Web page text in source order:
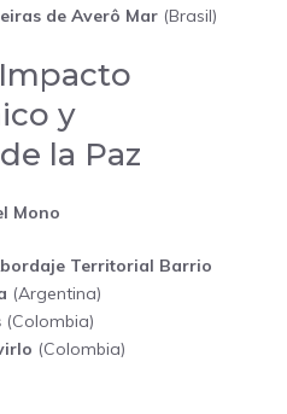
de Averô Mar (Brasil)
y
la Paz
Mono
Territorial Barrio
(Argentina)
(Colombia)
(Colombia)